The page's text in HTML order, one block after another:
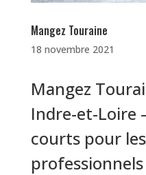
Mangez Touraine
18 novembre 2021
Mangez
Indre-et-Loire
courts pour